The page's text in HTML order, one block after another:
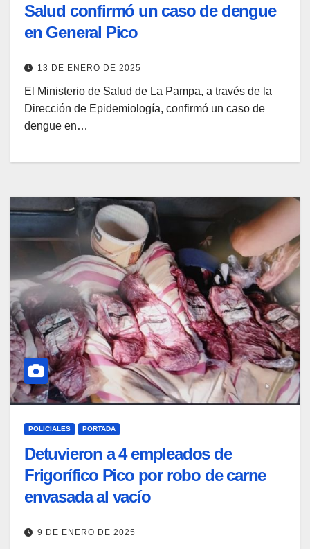
Salud confirmó un caso de dengue
en General Pico
13 DE ENERO DE 2025
El Ministerio de Salud de La Pampa, a través de la
Dirección de Epidemiología, confirmó un caso de
dengue en…
POLICIALES PORTADA
Detuvieron a 4 empleados de
Frigorífico Pico por robo de carne
envasada al vacío
9 DE ENERO DE 2025